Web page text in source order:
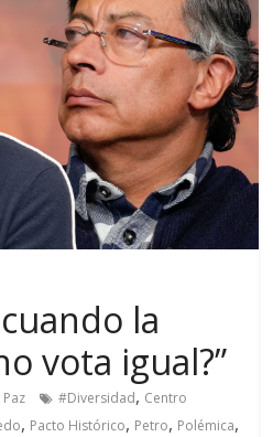
la
vota igual?”
#Diversidad, Centro
, Pacto Histórico, Petro, Polémica,